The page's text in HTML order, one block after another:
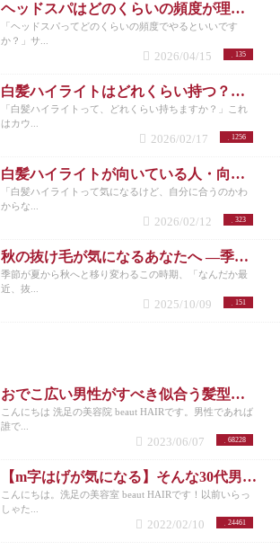
ヘッドスパはどのくらいの頻度が理想？女性に多い悩みと正しい通い方
「ヘッドスパってどのくらいの頻度でやるといいです
か？」サ...
135
2026/04/15
白髪ハイライトはどれくらい持つ？頻度とメンテナンスの目安を解説
「白髪ハイライトって、どれくらい持ちますか？」これ
はカウ...
1256
2026/02/17
白髪ハイライトが向いている人・向いていない人｜後悔しない選び方 洗足
「白髪ハイライトって気になるけど、自分に合うのかわ
からな...
323
2026/02/12
秋の抜け毛が気になるあなたへ ―季節の変わり目に必要な頭皮ケアとは―
季節が夏から秋へと移り変わるこの時期、「なんだか最
近、抜...
151
2025/10/09
おでこ広い男性がすべき似合う髪型とは？不向きなメンズスタイルも紹介！
こんにちは 洗足の美容院 beaut HAIRです。男性であれば
誰で...
68228
2023/06/07
【m字はげが気になる】そんな30代男性におすすめの髪型3選！
こんにちは。洗足の美容室 beaut HAIRです！以前いらっ
しゃた...
24461
2022/02/10